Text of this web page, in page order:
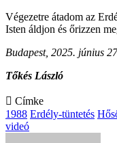
Végezetre átadom az
Isten áldjon és őrizzen
Budapest, 2025. június
Tőkés László
Címke
1988 Erdély-tüntetés
videó